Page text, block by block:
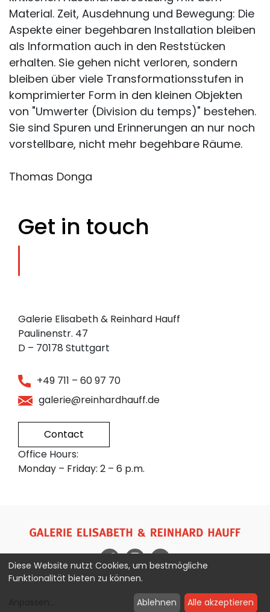
Material. Zeit, Ausdehnung und Bewegung: Die
Aspekte einer begehbaren Installation bleiben
als Information auch in den Reststücken
erhalten. Sie gehen nicht verloren, sondern
bleiben über viele Transformationsstufen in
komprimierter Form in den kleinen Objekten
von "Umwerter (Division du temps)" bestehen.
Sie sind Spuren und Erinnerungen an nur noch
vorstellbare, nicht mehr begehbare Räume.
Thomas Donga
Get in touch
Galerie Elisabeth & Reinhard Hauff
Paulinenstr. 47
D – 70178 Stuttgart
+49 711 – 60 97 70
galerie@reinhardhauff.de
Contact
Office Hours:
Monday – Friday: 2 – 6 p.m.
ImprintPrivacy Policy
Diese Website nutzt Cookies, um bestmögliche
Funktionalität bieten zu können.
Ablehnen Alle akzeptieren